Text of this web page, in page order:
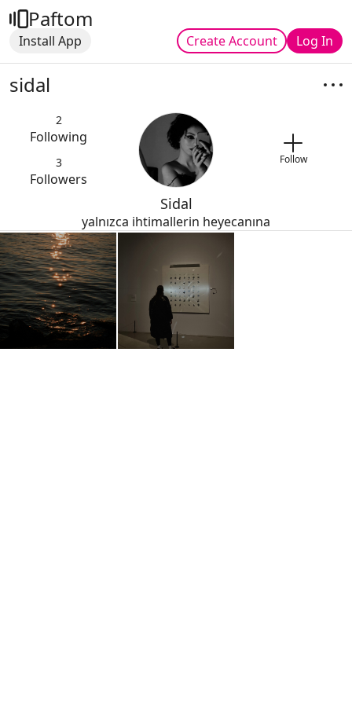
Paftom
Install App Create Account Log In
sidal
2
Following
3
Followers
Follow
Sidal
yalnızca ihtimallerin heyecanına